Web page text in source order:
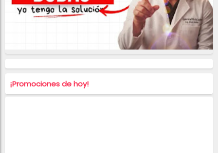
¡Promociones de hoy!